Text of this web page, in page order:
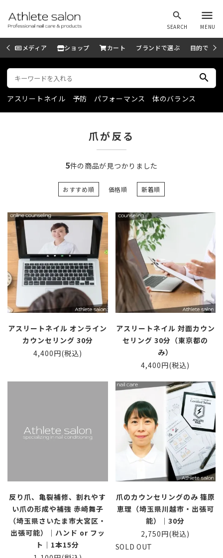
search
SEARCH
menu
MENU
メディア ショップ カート ブランドで選ぶ 目的で選ぶ
search
アスリートネイル 予防 パフォーマンス 体のバランス
爪が反る
5件の商品が見つかりました
おすすめ順 価格順 新着順
アスリートネイル オンライン
カウンセリング 30分
4,400円(税込)
アスリートネイル 対面カウン
セリング 30分（東京都の
み）
4,400円(税込)
反り爪、亀裂補修、割れやす
い爪の形成や補強 赤崎舞子
（埼玉県さいたま市大宮区・
出張可能）｜ハンド or フッ
ト｜1本15分
爪のカウンセリングのみ 篠原
恵理（埼玉県川越市・出張可
能）｜30分
2,750円(税込)
SOLD OUT